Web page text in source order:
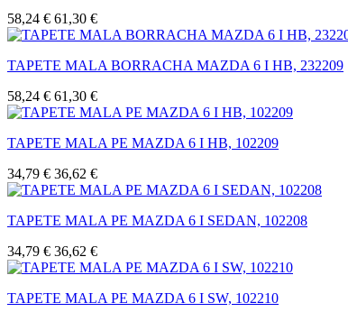
58,24 € 61,30 €
TAPETE MALA BORRACHA MAZDA 6 I HB, 232209
58,24 € 61,30 €
TAPETE MALA PE MAZDA 6 I HB, 102209
34,79 € 36,62 €
TAPETE MALA PE MAZDA 6 I SEDAN, 102208
34,79 € 36,62 €
TAPETE MALA PE MAZDA 6 I SW, 102210